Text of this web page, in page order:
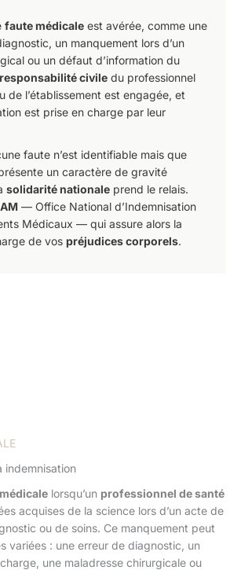
faute médicale est avérée, comme une
un manquement lors d’un
ou un défaut d’information du
responsabilité civile du professionnel
de l’établissement est engagée, et
est prise en charge par leur
faute n’est identifiable mais que
un caractère de gravité
solidarité nationale prend le relais.
— Office National d’Indemnisation
Médicaux — qui assure alors la
de vos préjudices corporels.
indemnisation
lorsqu’un professionnel de santé
acquises de la science lors d’un acte de
ou de soins. Ce manquement peut
variées : une erreur de diagnostic, un
une maladresse chirurgicale ou